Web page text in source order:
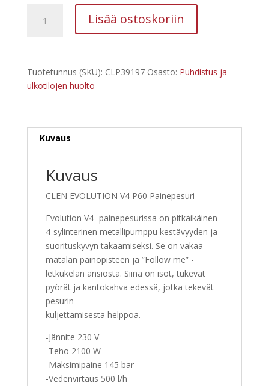
EVOLUTION
määrä
Lisää ostoskoriin
Tuotetunnus (SKU): CLP39197 Osasto: Puhdistus ja
ulkotilojen huolto
Kuvaus
Kuvaus
CLEN EVOLUTION V4 P60 Painepesuri
Evolution V4 -painepesurissa on pitkäikäinen
4-sylinterinen metallipumppu kestävyyden ja
suorituskyvyn takaamiseksi. Se on vakaa
matalan painopisteen ja ”Follow me” -
letkukelan ansiosta. Siinä on isot, tukevat
pyörät ja kantokahva edessä, jotka tekevät
pesurin
kuljettamisesta helppoa.
-Jännite 230 V
-Teho 2100 W
-Maksimipaine 145 bar
-Vedenvirtaus 500 l/h